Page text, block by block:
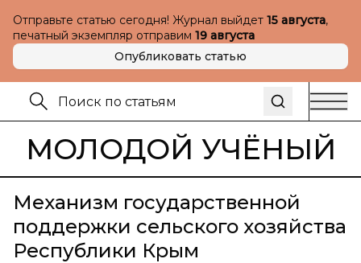
Отправьте статью сегодня! Журнал выйдет 15 августа,
печатный экземпляр отправим 19 августа
Опубликовать статью
МОЛОДОЙ УЧЁНЫЙ
Механизм государственной
поддержки сельского хозяйства
Республики Крым